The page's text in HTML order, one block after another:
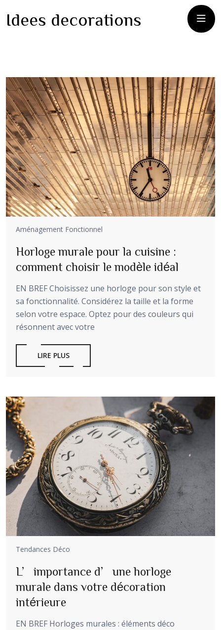
Idees decorations
Aménagement Fonctionnel
Horloge murale pour la cuisine :
comment choisir le modèle idéal
EN BREF Choisissez une horloge pour son style et
sa fonctionnalité. Considérez la taille et la forme
selon votre espace. Optez pour des couleurs qui
résonnent avec votre
LIRE PLUS
Tendances Déco
L’importance d’une horloge
murale dans votre décoration
intérieure
EN BREF Horloges murales : éléments déco